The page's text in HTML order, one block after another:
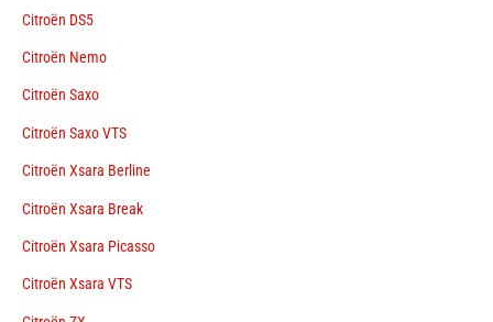
Citroën DS5
Citroën Nemo
Citroën Saxo
Citroën Saxo VTS
Citroën Xsara Berline
Citroën Xsara Break
Citroën Xsara Picasso
Citroën Xsara VTS